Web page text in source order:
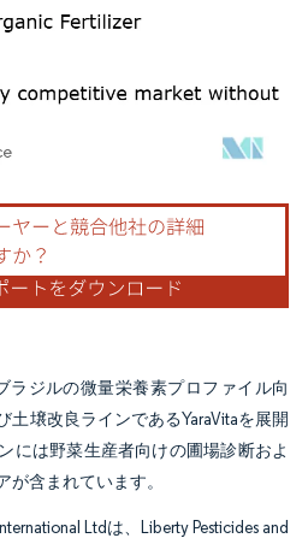
にはCC BY 4.0の表示が必要です。
ラジルの微量栄養素プロファイル向
土壌改良ラインであるYaraVitaを展開
には野菜生産者向けの圃場診断およ
含まれています。
Ltdは、Liberty Pesticides and